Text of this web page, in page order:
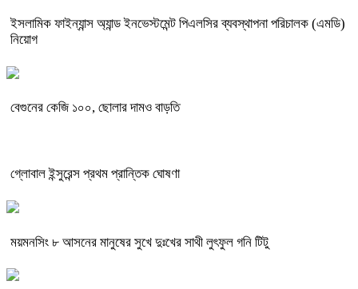
ইসলামিক ফাইন্যান্স অ্যান্ড ইনভেস্টমেন্ট পিএলসির ব্যবস্থাপনা পরিচালক (এমডি)
নিয়োগ
বেগুনের কেজি ১০০, ছোলার দামও বাড়তি
গ্লোবাল ইন্সুরেন্স প্রথম প্রান্তিক ঘোষণা
ময়মনসিং ৮ আসনের মানুষের সুখে দুঃখের সাথী লুৎফুল গনি টিটু